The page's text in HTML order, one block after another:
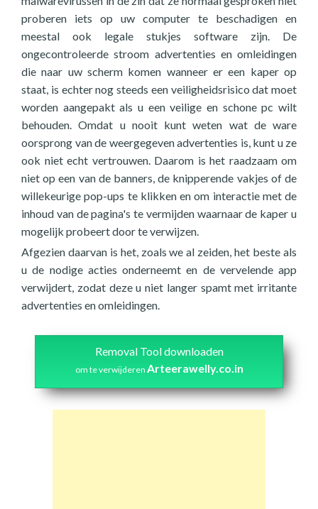
proberen iets op uw computer te beschadigen en
meestal ook legale stukjes software zijn. De
ongecontroleerde stroom advertenties en omleidingen
die naar uw scherm komen wanneer er een kaper op
staat, is echter nog steeds een veiligheidsrisico dat moet
worden aangepakt als u een veilige en schone pc wilt
behouden. Omdat u nooit kunt weten wat de ware
oorsprong van de weergegeven advertenties is, kunt u ze
ook niet echt vertrouwen. Daarom is het raadzaam om
niet op een van de banners, de knipperende vakjes of de
willekeurige pop-ups te klikken en om interactie met de
inhoud van de pagina's te vermijden waarnaar de kaper u
mogelijk probeert door te verwijzen.
Afgezien daarvan is het, zoals we al zeiden, het beste als
u de nodige acties onderneemt en de vervelende app
verwijdert, zodat deze u niet langer spamt met irritante
advertenties en omleidingen.
Removal Tool downloaden
om te verwijderen Arteerawelly.co.in